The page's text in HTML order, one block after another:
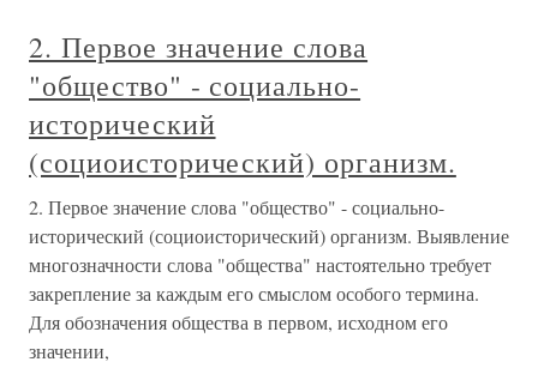
2. Первое значение слова
"общество" - социально-
исторический
(социоисторический) организм.
2. Первое значение слова "общество" - социально-
исторический (социоисторический) организм. Выявление
многозначности слова "общества" настоятельно требует
закрепление за каждым его смыслом особого термина.
Для обозначения общества в первом, исходном его
значении,